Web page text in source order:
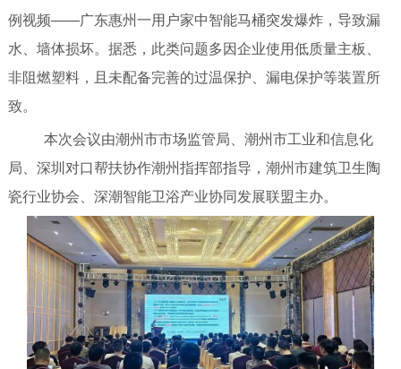
例视频——广东惠州一用户家中智能马桶突发爆炸，导致漏
水、墙体损坏。据悉，此类问题多因企业使用低质量主板、
非阻燃塑料，且未配备完善的过温保护、漏电保护等装置所
致。
本次会议由潮州市市场监管局、潮州市工业和信息化
局、深圳对口帮扶协作潮州指挥部指导，潮州市建筑卫生陶
瓷行业协会、深潮智能卫浴产业协同发展联盟主办。